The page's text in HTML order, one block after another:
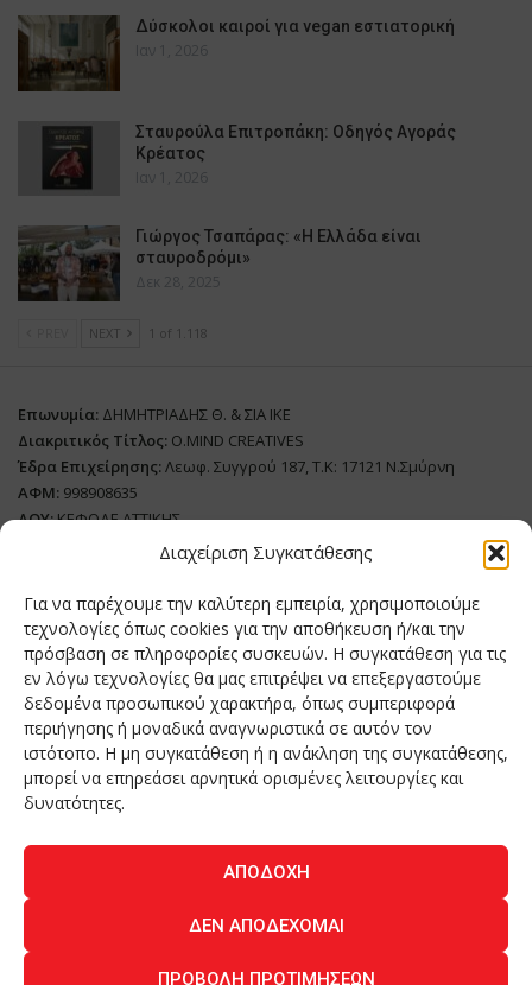
Διαχείριση Συγκατάθεσης
Για να παρέχουμε την καλύτερη εμπειρία, χρησιμοποιούμε
τεχνολογίες όπως cookies για την αποθήκευση ή/και την
πρόσβαση σε πληροφορίες συσκευών. Η συγκατάθεση για τις
εν λόγω τεχνολογίες θα μας επιτρέψει να επεξεργαστούμε
δεδομένα προσωπικού χαρακτήρα, όπως συμπεριφορά
περιήγησης ή μοναδικά αναγνωριστικά σε αυτόν τον
ιστότοπο. Η μη συγκατάθεση ή η ανάκληση της συγκατάθεσης,
μπορεί να επηρεάσει αρνητικά ορισμένες λειτουργίες και
δυνατότητες.
ΑΠΟΔΟΧΉ
ΔΕΝ ΑΠΟΔΈΧΟΜΑΙ
ΠΡΟΒΟΛΉ ΠΡΟΤΙΜΉΣΕΩΝ
Δύσκολοι καιροί για vegan εστιατορική
Ιαν 1, 2026
Σταυρούλα Επιτροπάκη: Οδηγός Αγοράς
Κρέατος
Ιαν 1, 2026
Γιώργος Τσαπάρας: «Η Ελλάδα είναι
σταυροδρόμι»
Δεκ 28, 2025
NEXT 1 of 1.118
Επωνυμία: ΔΗΜΗΤΡΙΑΔΗΣ Θ. & ΣΙΑ ΙΚΕ
Διακριτικός Τίτλος: O.MIND CREATIVES
Έδρα Επιχείρησης:Λεωφ. Συγγρού 187, Τ.Κ: 17121 Ν.Σμύρνη
ΑΦΜ: 998908635
ΔΟΥ:ΚΕΦΟΔΕ ΑΤΤΙΚΗΣ
Όνομα Ιδιοκτήτη και Νόμιμο Πρόσωπο: Θεόδωρος Δημητριάδης
Διευθυντής Σύνταξης:Ευθυμιάτου Μαίρη
Domain:grillmagazine.gr
Δικαιούχος Domain:Θεόδωρος Δημητριάδης
Διευθυντής:Θεόδωρος Δημητριάδης
Διαχειριστής:Θεόδωρος Δημητριάδης
Δήλωση Συμμόρφωσης
Αριθμός Πιστοποίησης Μ.Η.Τ.:
ΑΝΘΡΩΠΟΙ
ΠΕΡΙΟΔΙΚΟ ΕΠΙΚΟΙΝΩΝΙΑ